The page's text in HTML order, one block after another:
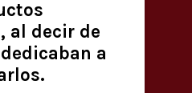
al decir de
a